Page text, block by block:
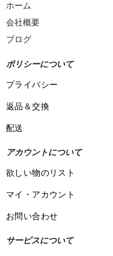
ホーム
会社概要
ブログ
ポリシーについて
プライバシー
返品＆交換
配送
アカウントについて
欲しい物のリスト
マイ・アカウント
お問い合わせ
サービスについて